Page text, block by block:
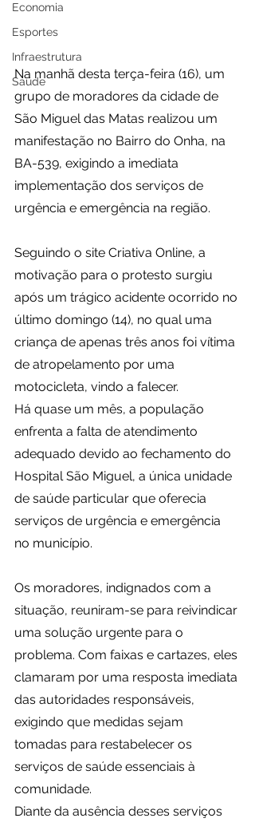
Economia
Esportes
Infraestrutura
Saúde
Na manhã desta terça-feira (16), um
grupo de moradores da cidade de
São Miguel das Matas realizou um
manifestação no Bairro do Onha, na
BA-539, exigindo a imediata
implementação dos serviços de
urgência e emergência na região.
Seguindo o site Criativa Online, a
motivação para o protesto surgiu
após um trágico acidente ocorrido no
último domingo (14), no qual uma
criança de apenas três anos foi vítima
de atropelamento por uma
motocicleta, vindo a falecer.
Há quase um mês, a população
enfrenta a falta de atendimento
adequado devido ao fechamento do
Hospital São Miguel, a única unidade
de saúde particular que oferecia
serviços de urgência e emergência
no município.
Os moradores, indignados com a
situação, reuniram-se para reivindicar
uma solução urgente para o
problema. Com faixas e cartazes, eles
clamaram por uma resposta imediata
das autoridades responsáveis,
exigindo que medidas sejam
tomadas para restabelecer os
serviços de saúde essenciais à
comunidade.
Diante da ausência desses serviços